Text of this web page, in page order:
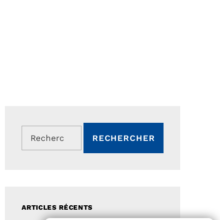
Rechercher :
ARTICLES RÉCENTS